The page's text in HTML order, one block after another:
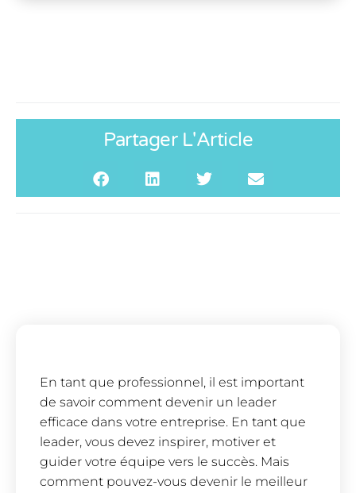
Partager L'Article
En tant que professionnel, il est important
de savoir comment devenir un leader
efficace dans votre entreprise. En tant que
leader, vous devez inspirer, motiver et
guider votre équipe vers le succès. Mais
comment pouvez-vous devenir le meilleur